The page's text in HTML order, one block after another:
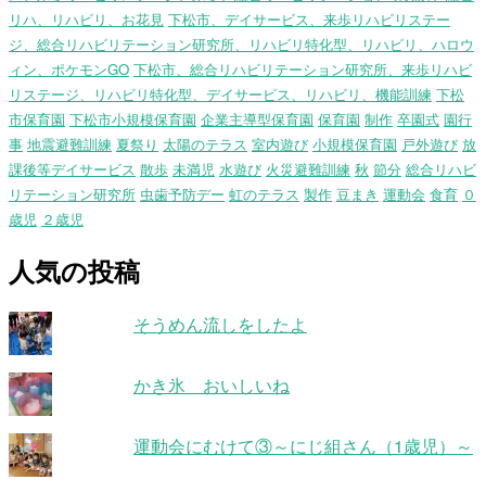
リハ、リハビリ、お花見 下松市、デイサービス、来歩リハビリステー
ジ、総合リハビリテーション研究所、リハビリ特化型、リハビリ、ハロウ
ィン、ポケモンGO 下松市、総合リハビリテーション研究所、来歩リハビ
リステージ、リハビリ特化型、デイサービス、リハビリ、機能訓練 下松
市保育園 下松市小規模保育園 企業主導型保育園 保育園 制作 卒園式 園行
事 地震避難訓練 夏祭り 太陽のテラス 室内遊び 小規模保育園 戸外遊び 放
課後等デイサービス 散歩 未満児 水遊び 火災避難訓練 秋 節分 総合リハビ
リテーション研究所 虫歯予防デー 虹のテラス 製作 豆まき 運動会 食育 ０
歳児 ２歳児
人気の投稿
そうめん流しをしたよ
かき氷 おいしいね
運動会にむけて③～にじ組さん（1歳児）～